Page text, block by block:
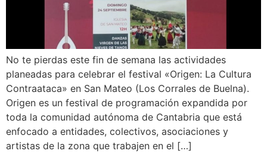
No te pierdas este fin de semana las actividades
planeadas para celebrar el festival «Origen: La Cultura
Contraataca» en San Mateo (Los Corrales de Buelna).
Origen es un festival de programación expandida por
toda la comunidad autónoma de Cantabria que está
enfocado a entidades, colectivos, asociaciones y
artistas de la zona que trabajen en el […]